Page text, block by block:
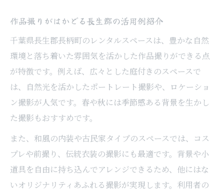
作品撮りがはかどる長生郡の活用例紹介
千葉県長生郡長柄町のレンタルスペースは、豊かな自然
環境と落ち着いた雰囲気を活かした作品撮りができる点
が特徴です。例えば、広々とした庭付きのスペースで
は、自然光を活かしたポートレート撮影や、ロケーショ
ン撮影が人気です。春や秋には季節感ある背景を生かし
た撮影もおすすめです。
また、和風の内装や古民家タイプのスペースでは、コス
プレや前撮り、伝統衣装の撮影にも最適です。背景や小
道具を自由に持ち込んでアレンジできるため、他にはな
いオリジナリティあふれる撮影が実現します。利用者の